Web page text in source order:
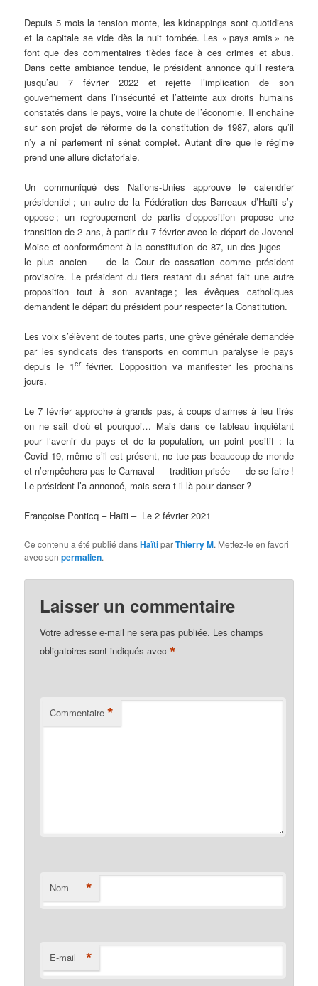
Depuis 5 mois la tension monte, les kidnappings sont quotidiens
et la capitale se vide dès la nuit tombée. Les « pays amis » ne
font que des commentaires tièdes face à ces crimes et abus.
Dans cette ambiance tendue, le président annonce qu’il restera
jusqu’au 7 février 2022 et rejette l’implication de son
gouvernement dans l’insécurité et l’atteinte aux droits humains
constatés dans le pays, voire la chute de l’économie. Il enchaîne
sur son projet de réforme de la constitution de 1987, alors qu’il
n’y a ni parlement ni sénat complet. Autant dire que le régime
prend une allure dictatoriale.
Un communiqué des Nations-Unies approuve le calendrier
présidentiel ; un autre de la Fédération des Barreaux d’Haïti s’y
oppose ; un regroupement de partis d’opposition propose une
transition de 2 ans, à partir du 7 février avec le départ de Jovenel
Moise et conformément à la constitution de 87, un des juges —
le plus ancien — de la Cour de cassation comme président
provisoire. Le président du tiers restant du sénat fait une autre
proposition tout à son avantage ; les évêques catholiques
demandent le départ du président pour respecter la Constitution.
Les voix s’élèvent de toutes parts, une grève générale demandée
par les syndicats des transports en commun paralyse le pays
depuis le 1erfévrier. L’opposition va manifester les prochains
jours.
Le 7 février approche à grands pas, à coups d’armes à feu tirés
on ne sait d’où et pourquoi… Mais dans ce tableau inquiétant
pour l’avenir du pays et de la population, un point positif : la
Covid 19, même s’il est présent, ne tue pas beaucoup de monde
et n’empêchera pas le Carnaval — tradition prisée — de se faire !
Le président l’a annoncé, mais sera-t-il là pour danser ?
Françoise Ponticq – Haïti – Le 2 février 2021
Ce contenu a été publié dansHaïtiparThierry M. Mettez-le en favori
avec sonpermalien.
Laisser un commentaire
Votre adresse e-mail ne sera pas publiée. Les champs
obligatoires sont indiqués avec*
Commentaire *
Nom *
E-mail *